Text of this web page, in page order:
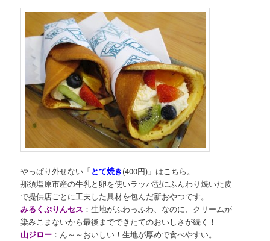
やっぱり外せない「とて焼き(400円)」はこちら。
那須塩原市産の牛乳と卵を使いラッパ型にふんわり焼いた皮
で提供店ごとに工夫した具材を包んだ新おやつです。
みるくぷりんセス ：生地がふわっふわ、なのに、クリームが
染みこまないから最後までできたてのおいしさが続く！
山ジロー ：ん～～おいしい！生地が厚めで食べやすい。